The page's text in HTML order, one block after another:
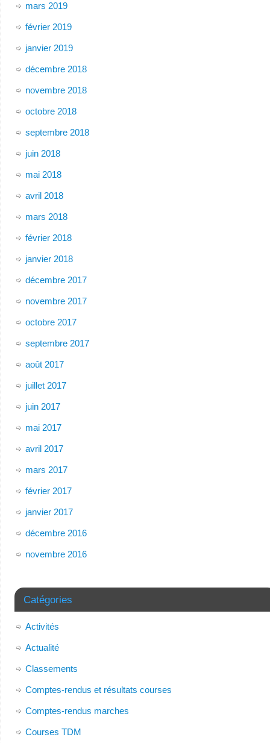
mars 2019
février 2019
janvier 2019
décembre 2018
novembre 2018
octobre 2018
septembre 2018
juin 2018
mai 2018
avril 2018
mars 2018
février 2018
janvier 2018
décembre 2017
novembre 2017
octobre 2017
septembre 2017
août 2017
juillet 2017
juin 2017
mai 2017
avril 2017
mars 2017
février 2017
janvier 2017
décembre 2016
novembre 2016
Catégories
Activités
Actualité
Classements
Comptes-rendus et résultats courses
Comptes-rendus marches
Courses TDM